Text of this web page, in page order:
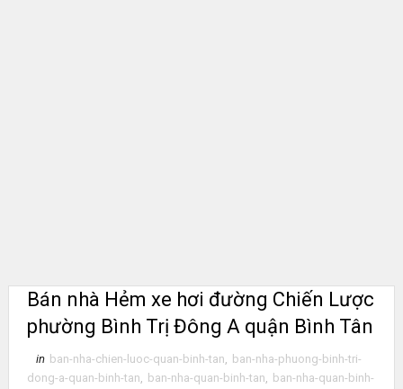
Bán nhà Hẻm xe hơi đường Chiến Lược
phường Bình Trị Đông A quận Bình Tân
in ban-nha-chien-luoc-quan-binh-tan, ban-nha-phuong-binh-tri-
dong-a-quan-binh-tan, ban-nha-quan-binh-tan, ban-nha-quan-binh-